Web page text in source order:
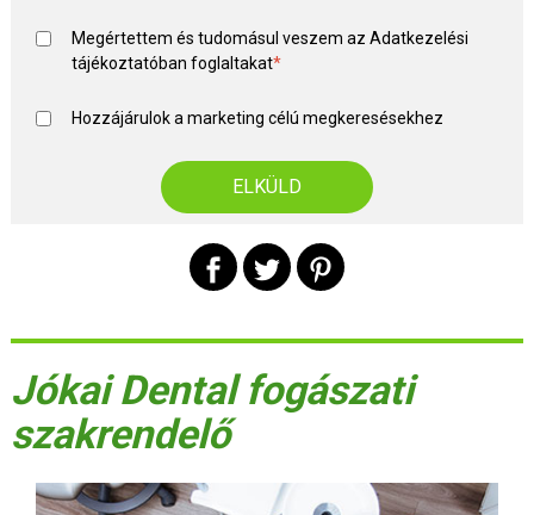
Megértettem és tudomásul veszem azAdatkezelési
tájékoztatóban foglaltakat*
Hozzájárulok a marketing célú megkeresésekhez
Jókai Dental fogászati
szakrendelő